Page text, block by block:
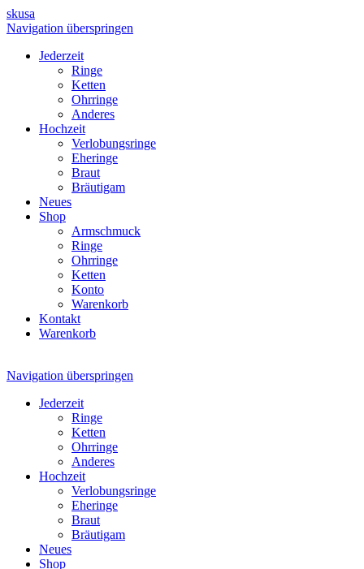
skusa
Navigation überspringen
Jederzeit
Ringe
Ketten
Ohrringe
Anderes
Hochzeit
Verlobungsringe
Eheringe
Braut
Bräutigam
Neues
Shop
Armschmuck
Ringe
Ohrringe
Ketten
Konto
Warenkorb
Kontakt
Warenkorb
Navigation überspringen
Jederzeit
Ringe
Ketten
Ohrringe
Anderes
Hochzeit
Verlobungsringe
Eheringe
Braut
Bräutigam
Neues
Shop